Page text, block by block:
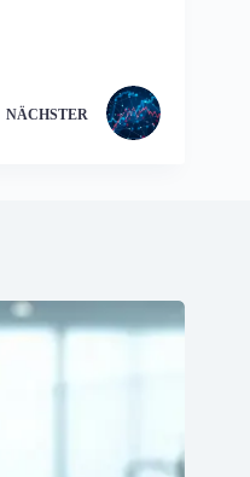
NÄCHSTER